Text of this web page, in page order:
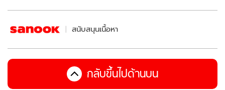
สนับสนุนเนื้อหา
กลับขึ้นไปด้านบน